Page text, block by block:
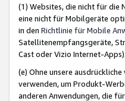
(1) Websites, die nicht für die
eine nicht für Mobilgeräte
in den Richtlinie für Mobile
Satellitenempfangsgeräte,
Cast oder Vizio Internet-Apps).
(e) Ohne unsere
verwenden, um Produkt-
anderen Anwendungen, die